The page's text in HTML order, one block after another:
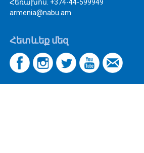
Հեռախոս. +374-44-599949
armenia@nabu.am
Հետևեք մեզ